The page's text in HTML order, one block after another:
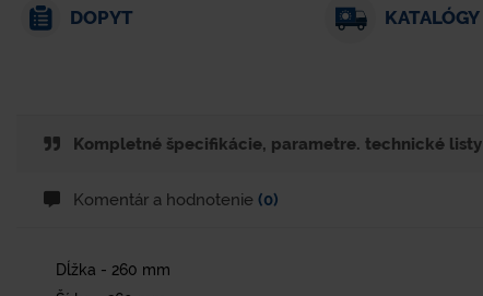
DOPYT KATALÓGY
Kompletné špecifikácie, parametre. technické listy
Komentár a hodnotenie (0)
Dĺžka - 260 mm